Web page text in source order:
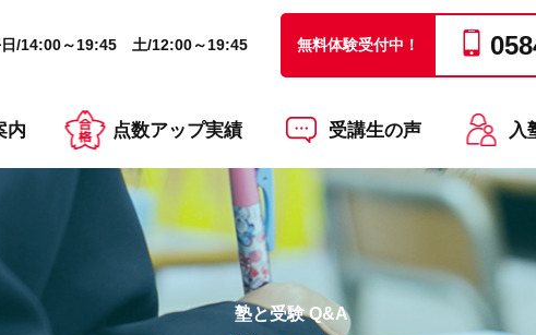
日/14:00～19:45 土/12:00～19:45 無料体験受付中！
内 点数アップ実績 受講生の声 入
塾と受験 Q&A